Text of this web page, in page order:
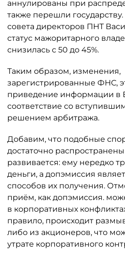
аннулированы при
также перешли
совета директоров ПНТ
статус мажоритарного
снизилась с 50 до 45%.
Таким образом, изменения,
зарегистрированные ФНС,
приведение информации в
соответствие со
решением арбитража.
Добавим, что подобные
достаточно
развивается: ему нередко
деньги, а допэмиссия
способов их получения.
приём, как допэмиссия.
в корпоративных
правило, происходит
либо из акционеров, что
утрате корпоративного